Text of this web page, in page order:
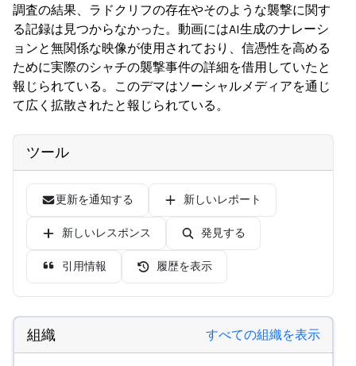
調査の結果、ラドクリフの存在やそのような襲撃に関す
る記録は見つからなかった。動画にはAI生成のナレーシ
ョンと無関係な映像が使用されており、信憑性を高める
ために実際のシャチの襲撃事件の詳細を借用していたと
報じられている。このデマはソーシャルメディアを通じ
て広く拡散されたと報じられている。
ツール
更新を通知する 新しいレポート
新しいレスポンス 発見する
引用情報 履歴を表示
組織 すべての組織を表示